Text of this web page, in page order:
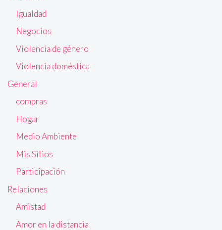
Igualdad
Negocios
Violencia de género
Violencia doméstica
General
compras
Hogar
Medio Ambiente
Mis Sitios
Participación
Relaciones
Amistad
Amor en la distancia